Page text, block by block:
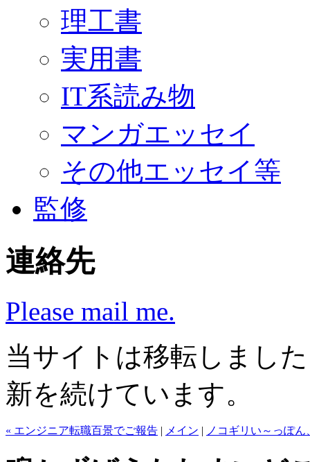
理工書
実用書
IT系読み物
マンガエッセイ
その他エッセイ等
監修
連絡先
Please mail me.
当サイトは移転しまし
新を続けています。
« エンジニア転職百景でご報告 | メイン | ノコギリい～っぽ